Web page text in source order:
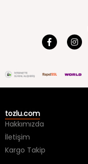
tozlu.com
Hakkımızda
İletişim
Kargo Takip